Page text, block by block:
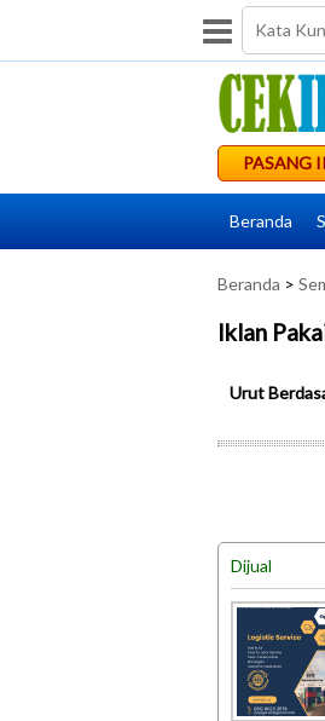
PASANG
Beranda
Beranda >
Iklan
Urut
Dijual